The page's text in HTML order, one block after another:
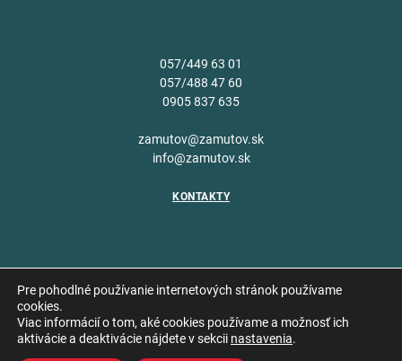
057/449 63 01
057/488 47 60
0905 837 635
zamutov@zamutov.sk
info@zamutov.sk
KONTAKTY
Copyright © 2026 Obec
Pre pohodlné používanie internetových stránok používame
cookies.
Viac informácií o tom, aké cookies používame a možnosť ich
aktivácie a deaktivácie nájdete v sekcii nastavenia.